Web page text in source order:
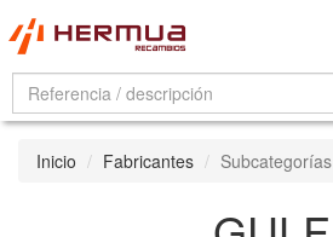
Inicio Fabricantes Subcategorías